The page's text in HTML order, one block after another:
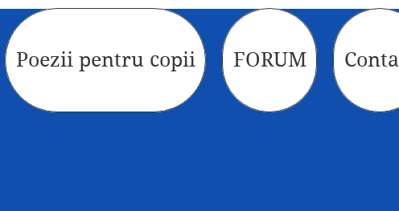
Poezii pentru copii FORUM